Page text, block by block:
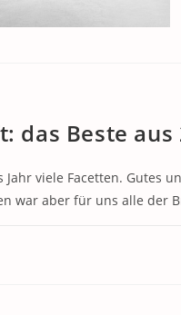
das Beste aus
Jahr viele Facetten. Gutes
war aber für uns alle der